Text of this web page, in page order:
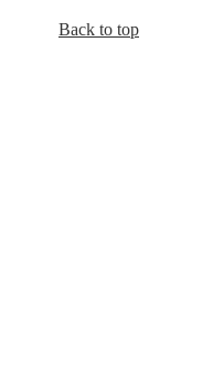
Back to top